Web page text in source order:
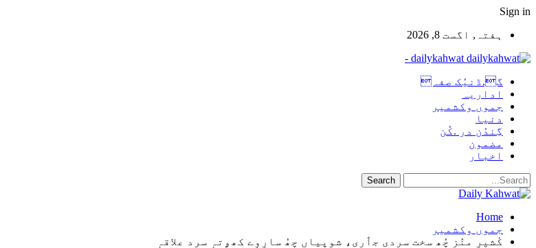
Sign in
ہفتہ, اگست 8, 2026
dailykahwat -
گ.ڈنیُک صفہ
اداریہ
جموں وکشمیر
دنیا
گِندُن در .کُن
مضمون
اخبار
Home
جموں وکشمیر
کٔشیٖرِ منٛز چُھ سخت سردی جٲری، شوپیاں چھُ سارِوٕے کھۄتہٕ سرد علاقہٕ